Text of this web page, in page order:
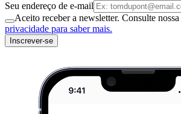
Seu endereço de e-mail
Aceito receber a newsletter. Consulte nossa
privacidade para saber mais.
Inscrever-se